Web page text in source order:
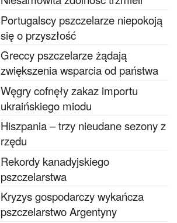
Portugalscy pszczelarze niepokoją
się o przyszłość
Greccy pszczelarze żądają
zwiększenia wsparcia od państwa
Węgry cofnęły zakaz importu
ukraińskiego miodu
Hiszpania – trzy nieudane sezony z
rzędu
Rekordy kanadyjskiego
pszczelarstwa
Kryzys gospodarczy wykańcza
pszczelarstwo Argentyny